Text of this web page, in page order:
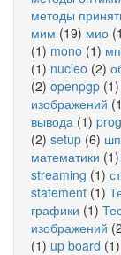
методы
мим (19) мио
(1) mono (1)
(1) nucleo (2)
(2) openpgp (1)
изображений
вывода (1)
(2) setup (6)
математики (1)
streaming (1)
statement (1)
графики (1)
изображений
(1) up board (1)